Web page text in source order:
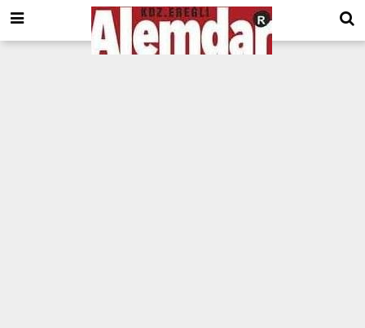
google.com, pub-8201930440372555, DIRECT, f08c47fec0942fa0